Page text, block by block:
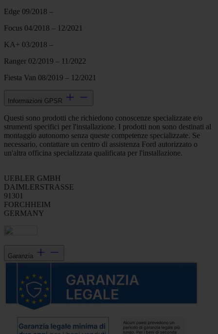
Edge 09/2018 –
Focus 04/2018 – 12/2021
KA+ 03/2018 –
Ranger 02/2019 – 11/2022
Fiesta Van 08/2019 – 12/2021
Informazioni GPSR
Questi sono prodotti che richiedono conoscenze specializzate e/o
strumenti specifici per l'installazione. I prodotti non sono destinati al
montaggio autonomo senza queste competenze specializzate. Se
necessario, contattare un centro di assistenza Ford autorizzato o
un'altra officina specializzata qualificata per l'installazione.
UEBLER GMBH
DAIMLERSTRASSE
91301
FORCHHEIM
GERMANY
Garanzia